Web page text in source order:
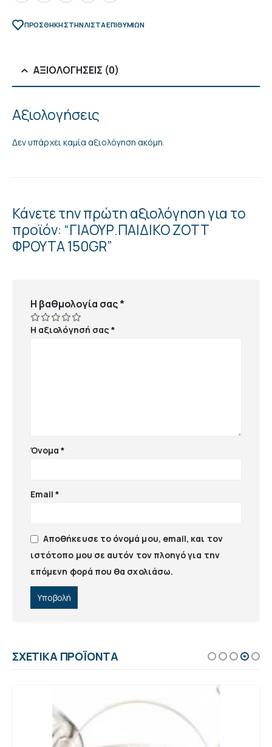
ΠΡΌΣΘΉΚΗ ΣΤΗΝ ΛΊΣΤΑ ΕΠΙΘΥΜΙΏΝ
ΑΞΙΟΛΟΓΉΣΕΙΣ (0)
Αξιολογήσεις
Δεν υπάρχει καμία αξιολόγηση ακόμη.
Κάνετε την πρώτη αξιολόγηση για το
προϊόν: “ΓΙΑΟΥΡ.ΠΑΙΔΙΚΟ ΖΟΤΤ
ΦΡΟΥΤΑ 150GR”
Η βαθμολογία σας*
Η αξιολόγησή σας*
Όνομα*
Email*
Αποθήκευσε το όνομά μου, email, και τον
ιστότοπο μου σε αυτόν τον πλοηγό για την
επόμενη φορά που θα σχολιάσω.
ΣΧΕΤΙΚΆ ΠΡΟΪΌΝΤΑ